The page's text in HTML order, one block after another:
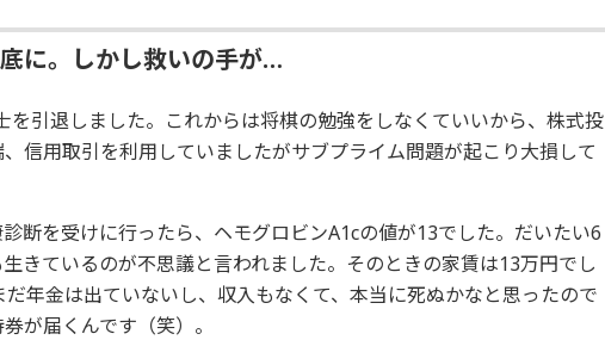
に。しかし救いの手が…
を引退しました。これからは将棋の勉強をしなくていいから、株式投
信用取引を利用していましたがサブプライム問題が起こり大損して
断を受けに行ったら、ヘモグロビンA1cの値が13でした。だいたい6
きているのが不思議と言われました。そのときの家賃は13万円でし
年金は出ていないし、収入もなくて、本当に死ぬかなと思ったので
が届くんです（笑）。